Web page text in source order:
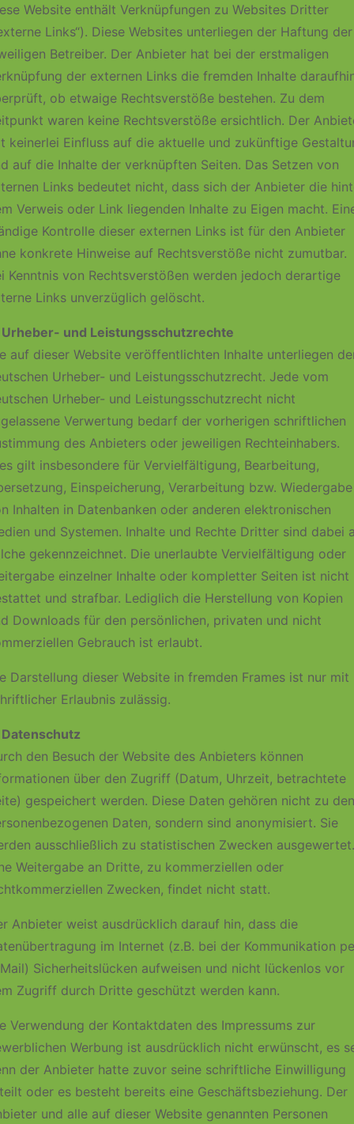
Website enthält Verknüpfungen zu Websites Dritter
Links“). Diese Websites unterliegen der Haftung der
Betreiber. Der Anbieter hat bei der erstmaligen
der externen Links die fremden Inhalte
ob etwaige Rechtsverstöße bestehen. Zu dem
waren keine Rechtsverstöße ersichtlich. Der
keinerlei Einfluss auf die aktuelle und zukünftige
auf die Inhalte der verknüpften Seiten. Das Setzen von
Links bedeutet nicht, dass sich der Anbieter die
Verweis oder Link liegenden Inhalte zu Eigen macht.
Kontrolle dieser externen Links ist für den Anbieter
konkrete Hinweise auf Rechtsverstöße nicht zumutbar.
Kenntnis von Rechtsverstößen werden jedoch derartige
Links unverzüglich gelöscht.
und Leistungsschutzrechte
auf dieser Website veröffentlichten Inhalte unterliegen
Urheber- und Leistungsschutzrecht. Jede vom
Urheber- und Leistungsschutzrecht nicht
Verwertung bedarf der vorherigen schriftlichen
des Anbieters oder jeweiligen Rechteinhabers.
gilt insbesondere für Vervielfältigung, Bearbeitung,
Einspeicherung, Verarbeitung bzw. Wiedergabe
Inhalten in Datenbanken oder anderen elektronischen
und Systemen. Inhalte und Rechte Dritter sind dabei
gekennzeichnet. Die unerlaubte Vervielfältigung oder
einzelner Inhalte oder kompletter Seiten ist nicht
und strafbar. Lediglich die Herstellung von Kopien
Downloads für den persönlichen, privaten und nicht
Gebrauch ist erlaubt.
Darstellung dieser Website in fremden Frames ist nur mit
Erlaubnis zulässig.
den Besuch der Website des Anbieters können
über den Zugriff (Datum, Uhrzeit, betrachtete
gespeichert werden. Diese Daten gehören nicht zu den
Daten, sondern sind anonymisiert. Sie
ausschließlich zu statistischen Zwecken ausgewertet.
Weitergabe an Dritte, zu kommerziellen oder
Zwecken, findet nicht statt.
Anbieter weist ausdrücklich darauf hin, dass die
im Internet (z.B. bei der Kommunikation
Sicherheitslücken aufweisen und nicht lückenlos vor
Zugriff durch Dritte geschützt werden kann.
Verwendung der Kontaktdaten des Impressums zur
Werbung ist ausdrücklich nicht erwünscht, es
der Anbieter hatte zuvor seine schriftliche Einwilligung
oder es besteht bereits eine Geschäftsbeziehung. Der
und alle auf dieser Website genannten Personen